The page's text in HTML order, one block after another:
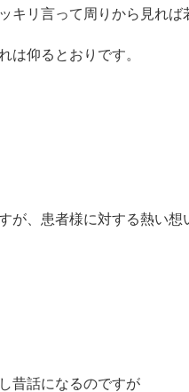
キリ言って周りから見れば
は仰るとおりです。
が、患者様に対する熱い想
昔話になるのですが